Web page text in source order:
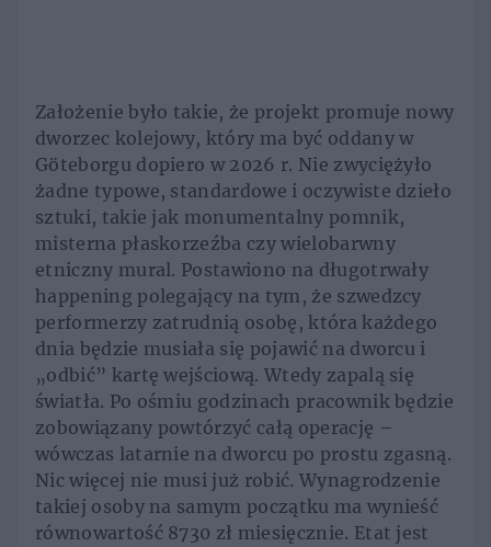
Założenie było takie, że projekt promuje nowy
dworzec kolejowy, który ma być oddany w
Göteborgu dopiero w 2026 r. Nie zwyciężyło
żadne typowe, standardowe i oczywiste dzieło
sztuki, takie jak monumentalny pomnik,
misterna płaskorzeźba czy wielobarwny
etniczny mural. Postawiono na długotrwały
happening polegający na tym, że szwedzcy
performerzy zatrudnią osobę, która każdego
dnia będzie musiała się pojawić na dworcu i
„odbić” kartę wejściową. Wtedy zapalą się
światła. Po ośmiu godzinach pracownik będzie
zobowiązany powtórzyć całą operację –
wówczas latarnie na dworcu po prostu zgasną.
Nic więcej nie musi już robić. Wynagrodzenie
takiej osoby na samym początku ma wynieść
równowartość 8730 zł miesięcznie. Etat jest